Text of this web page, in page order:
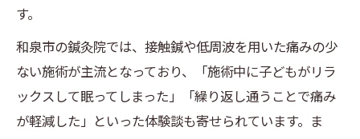
す。
和泉市の鍼灸院では、接触鍼や低周波を用いた痛みの少
ない施術が主流となっており、「施術中に子どもがリラ
ックスして眠ってしまった」「繰り返し通うことで痛み
が軽減した」といった体験談も寄せられています。ま